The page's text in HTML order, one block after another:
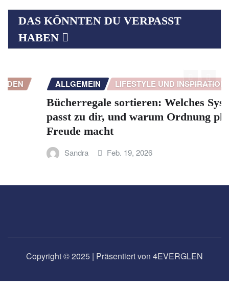
DAS KÖNNTEN DU VERPASST
HABEN
ALLGEMEIN LIFESTYLE UND INSPIRATION
Bücherregale sortieren: Welches System
passt zu dir, und warum Ordnung
Freude macht
Sandra Feb. 19, 2026
Copyright © 2025 | Präsentiert von 4EVERGLEN
Datenschutzerklärung Impressum